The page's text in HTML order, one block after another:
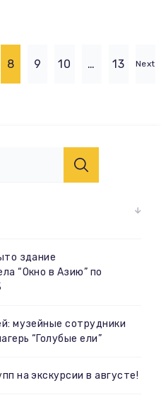
8 9 10 … 13 Next
здание
“Окно в Азию” по
музейные сотрудники
“Голубые ели”
на экскурсии в августе!